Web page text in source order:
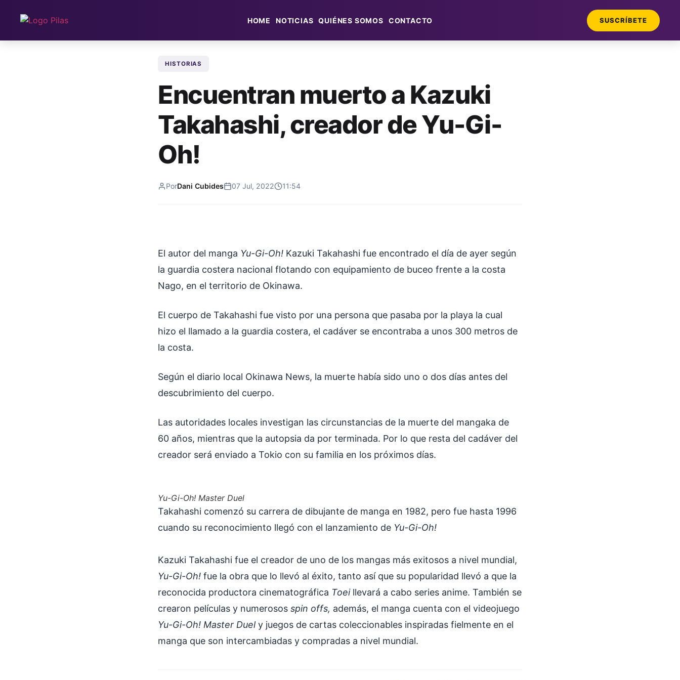
HOME NOTICIAS QUIÉNES SOMOS CONTACTO SUSCRÍBETE
HISTORIAS
Encuentran muerto a Kazuki
Takahashi, creador de Yu-Gi-
Oh!
PorDani Cubides 07 Jul, 2022 11:54
El autor del manga Yu-Gi-Oh! Kazuki Takahashi fue encontrado el día de ayer según
la guardia costera nacional flotando con equipamiento de buceo frente a la costa
Nago, en el territorio de Okinawa.
El cuerpo de Takahashi fue visto por una persona que pasaba por la playa la cual
hizo el llamado a la guardia costera, el cadáver se encontraba a unos 300 metros de
la costa.
Según el diario local Okinawa News, la muerte había sido uno o dos días antes del
descubrimiento del cuerpo.
Las autoridades locales investigan las circunstancias de la muerte del mangaka de
60 años, mientras que la autopsia da por terminada. Por lo que resta del cadáver del
creador será enviado a Tokio con su familia en los próximos días.
Yu-Gi-Oh! Master Duel
Takahashi comenzó su carrera de dibujante de manga en 1982, pero fue hasta 1996
cuando su reconocimiento llegó con el lanzamiento de Yu-Gi-Oh!
Kazuki Takahashi fue el creador de uno de los mangas más exitosos a nivel mundial,
Yu-Gi-Oh! fue la obra que lo llevó al éxito, tanto así que su popularidad llevó a que la
reconocida productora cinematográfica Toei llevará a cabo series anime. También se
crearon películas y numerosos spin offs, además, el manga cuenta con el videojuego
Yu-Gi-Oh! Master Duely juegos de cartas coleccionables inspiradas fielmente en el
manga que son intercambiadas y compradas a nivel mundial.